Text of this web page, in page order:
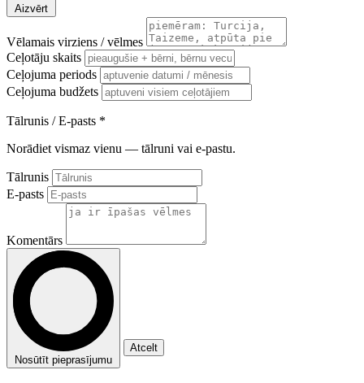
Aizvērt
Vēlamais virziens / vēlmes
Ceļotāju skaits
Ceļojuma periods
Ceļojuma budžets
Tālrunis / E-pasts *
Norādiet vismaz vienu — tālruni vai e-pastu.
Tālrunis
E-pasts
Komentārs
Nosūtīt pieprasījumu
Atcelt